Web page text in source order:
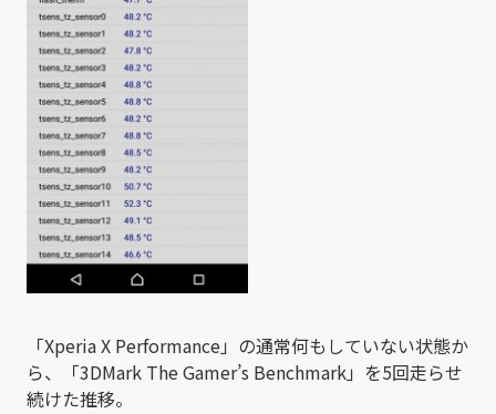
「Xperia X Performance」の通常何もしていない状態か
ら、「3DMark The Gamer’s Benchmark」を5回走らせ
続けた推移。